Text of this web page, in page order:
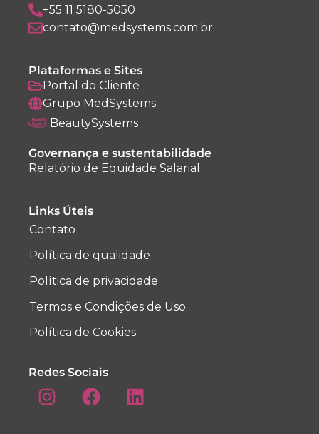
+55 11 5180-5050
contato@medsystems.com.br
Plataformas e Sites
Portal do Cliente
Grupo MedSystems
BeautySystems
Governança e sustentabilidade
Relatório de Equidade Salarial
Links Úteis
Contato
Política de qualidade
Política de privacidade
Termos e Condições de Uso
Política de Cookies
Redes Sociais